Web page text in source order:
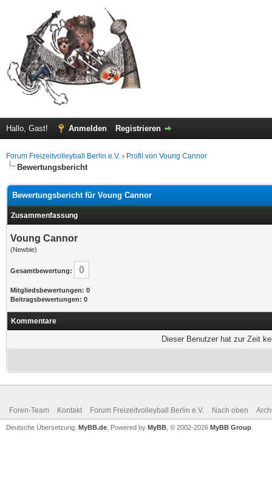
Hallo, Gast! Anmelden Registrieren
Forum Freizeitvolleyball Berlin e.V. › Profil von Voung Cannor
Bewertungsbericht
Bewertungsbericht für Voung Cannor
Zusammenfassung
Voung Cannor
(Newbie)
Gesamtbewertung: 0
Mitgliedsbewertungen: 0
Beitragsbewertungen: 0
Kommentare
Dieser Benutzer hat zur Zeit
Foren-Team Kontakt Forum Freizeitvolleyball Berlin e.V. Nach oben
Deutsche Übersetzung: MyBB.de , Powered by MyBB , © 2002-2026 MyBB Group